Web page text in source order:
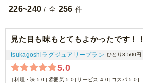
226~240 / 全 256 件
見た目も味もとてもよかったです！！
tsukagoshiラグジュアリープラン ひとり3,500円
5.0
料理・味 5.0 雰囲気 5.0 サービス 4.0 コスパ 5.0